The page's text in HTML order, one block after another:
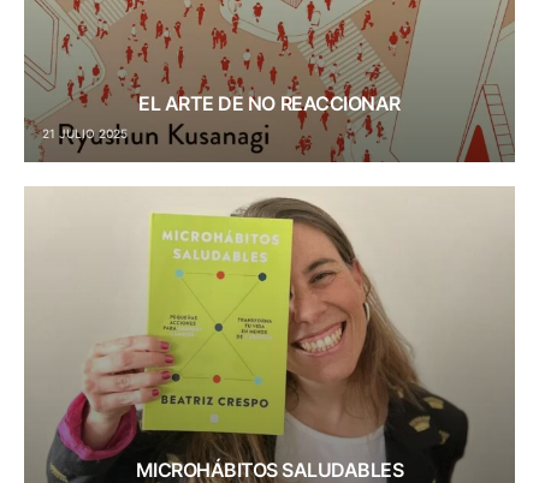
EL ARTE DE NO REACCIONAR
21 JULIO 2025
MICROHÁBITOS SALUDABLES